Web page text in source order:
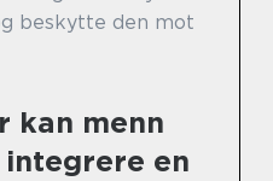
beskytte den mot
kan menn
en